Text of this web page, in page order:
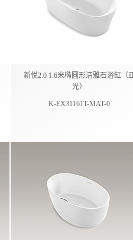
新悦2.0 1.6米椭圆形清雅石浴缸（
光）
K-EX31161T-MAT-0